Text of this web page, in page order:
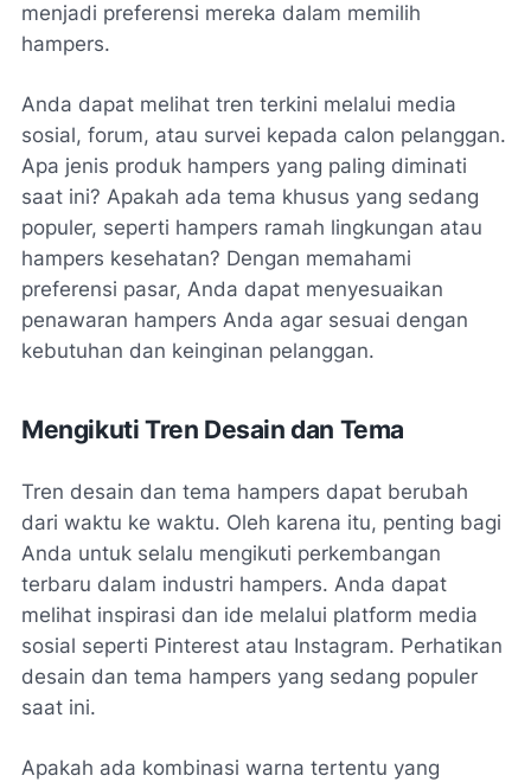
menjadi preferensi mereka dalam memilih
hampers.
Anda dapat melihat tren terkini melalui media
sosial, forum, atau survei kepada calon pelanggan.
Apa jenis produk hampers yang paling diminati
saat ini? Apakah ada tema khusus yang sedang
populer, seperti hampers ramah lingkungan atau
hampers kesehatan? Dengan memahami
preferensi pasar, Anda dapat menyesuaikan
penawaran hampers Anda agar sesuai dengan
kebutuhan dan keinginan pelanggan.
Mengikuti Tren Desain dan Tema
Tren desain dan tema hampers dapat berubah
dari waktu ke waktu. Oleh karena itu, penting bagi
Anda untuk selalu mengikuti perkembangan
terbaru dalam industri hampers. Anda dapat
melihat inspirasi dan ide melalui platform media
sosial seperti Pinterest atau Instagram. Perhatikan
desain dan tema hampers yang sedang populer
saat ini.
Apakah ada kombinasi warna tertentu yang